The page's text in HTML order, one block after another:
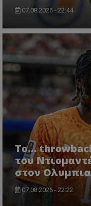
07.08.2026 - 22:44
Το...
του
στον
07.08.2026 - 22:22